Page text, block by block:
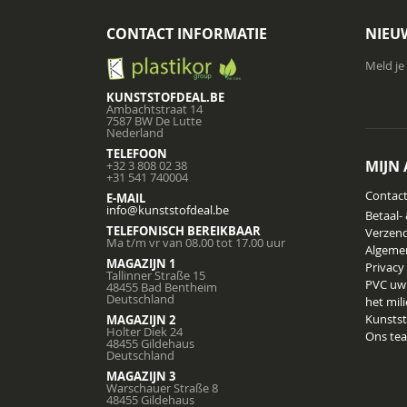
CONTACT INFORMATIE
KUNSTSTOFDEAL.BE
Ambachtstraat 14
7587 BW De Lutte
Nederland
TELEFOON
+32 3 808 02 38
+31 541 740004
E-MAIL
info@kunststofdeal.be
TELEFONISCH BEREIKBAAR
Ma t/m vr van 08.00 tot 17.00 uur
MAGAZIJN 1
Tallinner Straße 15
48455 Bad Bentheim
Deutschland
MAGAZIJN 2
Holter Diek 24
48455 Gildehaus
Deutschland
MAGAZIJN 3
Warschauer Straße 8
48455 Gildehaus
Meld
MIJN
Contact
Betaal-
PVC
het
Ons